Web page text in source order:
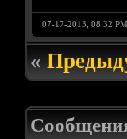
07-17-2013, 08:32 PM
«